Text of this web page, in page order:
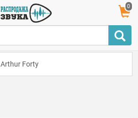
0
SaleSound
Arthur Forty